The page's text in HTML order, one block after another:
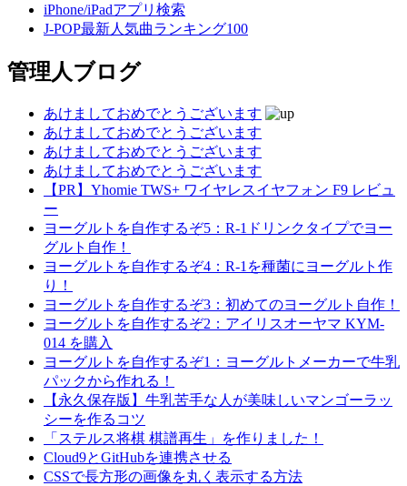
iPhone/iPadアプリ検索
J-POP最新人気曲ランキング100
管理人ブログ
あけましておめでとうございます
あけましておめでとうございます
あけましておめでとうございます
あけましておめでとうございます
【PR】Yhomie TWS+ ワイヤレスイヤフォン F9 レビュ
ー
ヨーグルトを自作するぞ5：R-1ドリンクタイプでヨー
グルト自作！
ヨーグルトを自作するぞ4：R-1を種菌にヨーグルト作
り！
ヨーグルトを自作するぞ3：初めてのヨーグルト自作！
ヨーグルトを自作するぞ2：アイリスオーヤマ KYM-
014 を購入
ヨーグルトを自作するぞ1：ヨーグルトメーカーで牛乳
パックから作れる！
【永久保存版】牛乳苦手な人が美味しいマンゴーラッ
シーを作るコツ
「ステルス将棋 棋譜再生」を作りました！
Cloud9とGitHubを連携させる
CSSで長方形の画像を丸く表示する方法